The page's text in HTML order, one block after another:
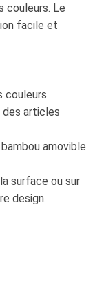
couleurs. Le
facile et
couleurs
des articles
amovible
surface ou sur
design.